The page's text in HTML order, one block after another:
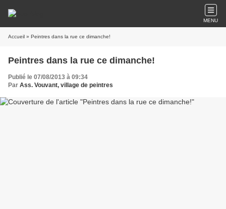
MENU
Accueil » Peintres dans la rue ce dimanche!
Peintres dans la rue ce dimanche!
Publié le 07/08/2013 à 09:34
Par Ass. Vouvant, village de peintres